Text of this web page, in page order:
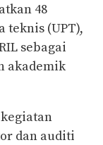
48
teknis (UPT),
sebagai
akademik
dan auditi